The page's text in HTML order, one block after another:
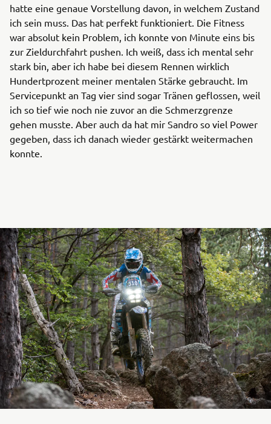
hatte eine genaue Vorstellung davon, in welchem Zustand
ich sein muss. Das hat perfekt funktioniert. Die Fitness
war absolut kein Problem, ich konnte von Minute eins bis
zur Zieldurchfahrt pushen. Ich weiß, dass ich mental sehr
stark bin, aber ich habe bei diesem Rennen wirklich
Hundertprozent meiner mentalen Stärke gebraucht. Im
Servicepunkt an Tag vier sind sogar Tränen geflossen, weil
ich so tief wie noch nie zuvor an die Schmerzgrenze
gehen musste. Aber auch da hat mir Sandro so viel Power
gegeben, dass ich danach wieder gestärkt weitermachen
konnte.